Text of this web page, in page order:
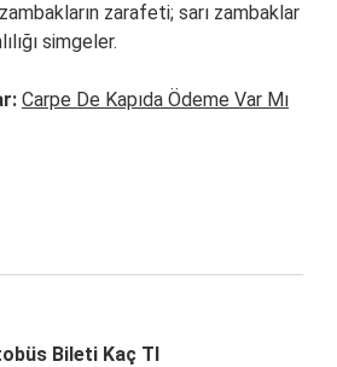
zarafeti; sarı zambaklar
simgeler.
Carpe De Kapıda Ödeme Var Mı
Bileti Kaç Tl